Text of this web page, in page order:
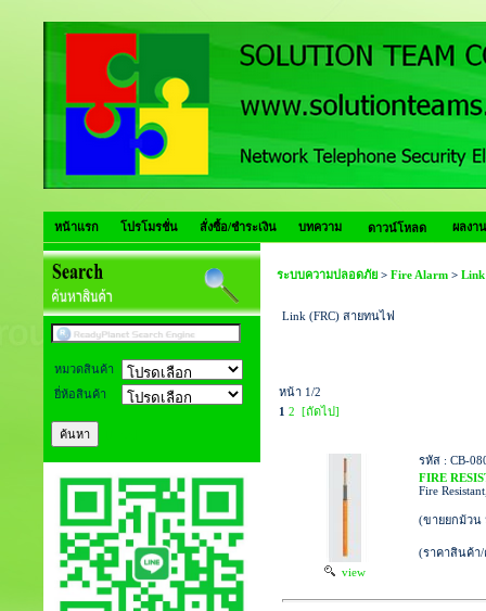
หน้าแรก โปรโมรชั่น สั่งซื้อ/ชำระเงิน บทความ ดาวน์โหลด ผลงา
หมวดสินค้า
ยี่ห้อสินค้า
ระบบความปลอดภัย > Fire Alarm >
Link (FRC) สายทนไฟ
หน้า 1/2
1 2 [ถัดไป]
view
รหัส : CB-
FIRE
Fire
(ขายยกม้วน
(ราคาสินค้า/